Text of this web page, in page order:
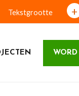
Tekstgrootte +